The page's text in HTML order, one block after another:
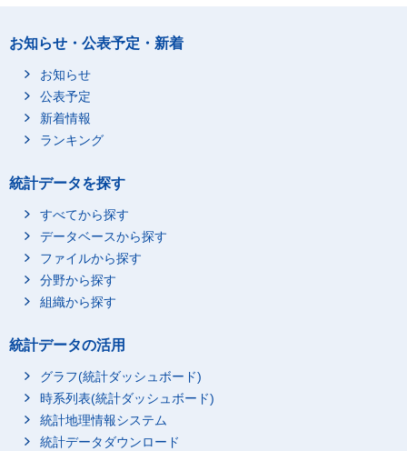
お知らせ・公表予定・新着
お知らせ
公表予定
新着情報
ランキング
統計データを探す
すべてから探す
データベースから探す
ファイルから探す
分野から探す
組織から探す
統計データの活用
グラフ(統計ダッシュボード)
時系列表(統計ダッシュボード)
統計地理情報システム
統計データダウンロード